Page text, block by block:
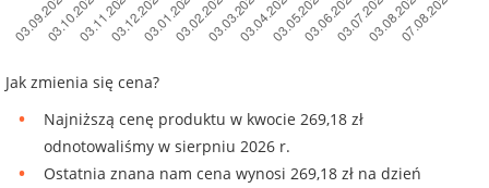
Jak zmienia się cena?
Najniższą cenę produktu w kwocie 269,18 zł
odnotowaliśmy w sierpniu 2026 r.
Ostatnia znana nam cena wynosi 269,18 zł na dzień